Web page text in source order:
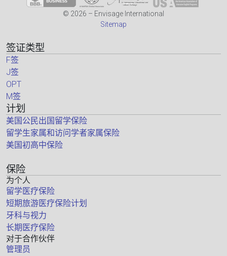
© 2026 – Envisage International
Sitemap
签证类型
F签
J签
OPT
M签
计划
美国公民出国留学保险
留学生家属和访问学者家属保险
美国初高中保险
保险
为个人
留学医疗保险
短期旅游医疗保险计划
牙科与视力
长期医疗保险
对于合作伙伴
管理员